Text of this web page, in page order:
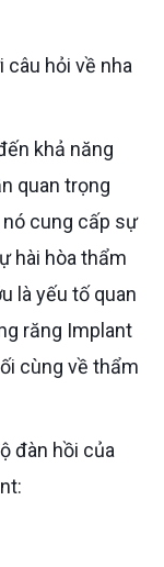
câu hỏi về nha
quan trọng
cung cấp sự
hài hòa thẩm
là yếu tố quan
răng Implant
cùng về thẩm